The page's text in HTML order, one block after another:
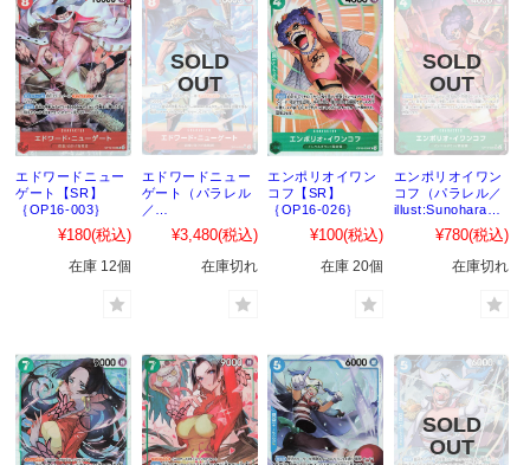
エドワードニュー
ゲート【SR】
｛OP16-003｝
¥180(税込)
在庫 12個
エドワードニュー
ゲート（パラレル
／
illust:Bashikou）
【SR】｛OP16-
¥3,480(税込)
在庫切れ
エンポリオイワン
コフ【SR】
｛OP16-026｝
¥100(税込)
在庫 20個
エンポリオイワン
コフ（パラレル／
illust:Sunohara）
【SR】｛OP16-
¥780(税込)
在庫切れ